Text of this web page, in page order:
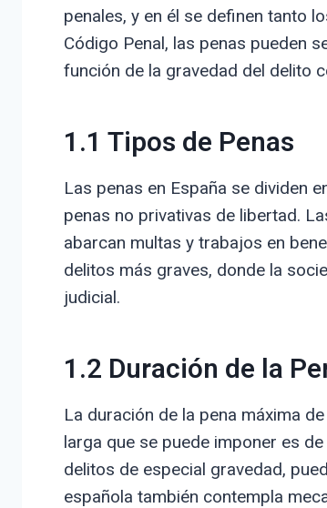
penales, y en él se definen tanto
Código Penal, las penas pueden
función de la gravedad del delito
1.1 Tipos de Penas
Las penas en España se dividen
penas no privativas de libertad.
abarcan multas y trabajos en
delitos más graves, donde la
judicial.
1.2 Duración de la
La duración de la pena máxima
larga que se puede imponer es
delitos de especial gravedad,
española también contempla